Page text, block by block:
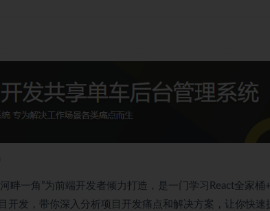
一角”为前端开发者倾力打造，是一门学习React全家桶
发，带你深入分析项目开发痛点和解决方案，让你快速